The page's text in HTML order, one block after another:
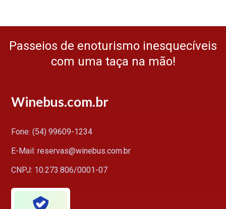
Passeios de enoturismo inesquecíveis
com uma taça na mão!
Winebus.com.br
Fone: (54) 99609-1234
E-Mail: reservas@winebus.com.br
CNPJ: 10.273.806/0001-07